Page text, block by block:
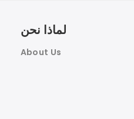
لماذا نحن
About Us